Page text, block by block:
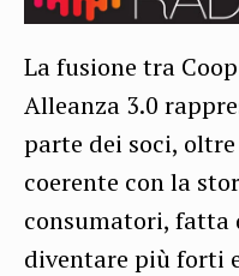
La fusione tra
Alleanza 3.0
parte dei soci, oltre
coerente con la
consumatori, fatta
diventare più forti